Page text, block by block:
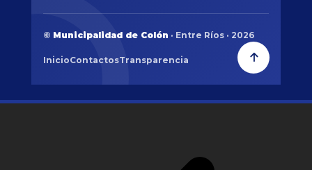
© Municipalidad de Colón · Entre Ríos · 2026
InicioContactosTransparencia